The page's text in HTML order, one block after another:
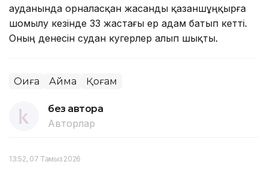
ауданында орналасқан жасанды қазаншұңқырға
шомылу кезінде 33 жастағы ер адам батып кетті.
Оның денесін судан куәгерлер алып шықты.
Оқиға Аймақ Қоғам
без автора
Авторлар
13:52, 07 Тамыз 2026